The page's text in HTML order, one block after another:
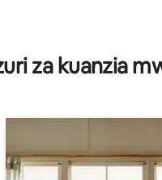
za kuanzia